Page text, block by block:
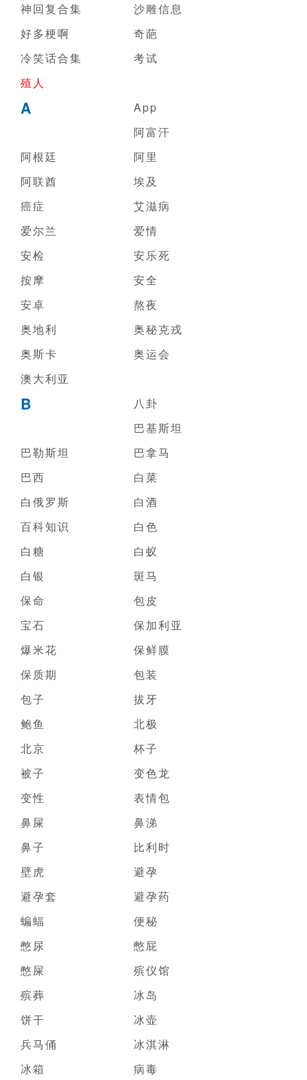
神回复合集
沙雕信息
好多梗啊
奇葩
冷笑话合集
考试
殖人
A
App
阿富汗
阿根廷
阿里
阿联酋
埃及
癌症
艾滋病
爱尔兰
爱情
安检
安乐死
按摩
安全
安卓
熬夜
奥地利
奥秘克戎
奥斯卡
奥运会
澳大利亚
B
八卦
巴基斯坦
巴勒斯坦
巴拿马
巴西
白菜
白俄罗斯
白酒
百科知识
白色
白糖
白蚁
白银
斑马
保命
包皮
宝石
保加利亚
爆米花
保鲜膜
保质期
包装
包子
拔牙
鲍鱼
北极
北京
杯子
被子
变色龙
变性
表情包
鼻屎
鼻涕
鼻子
比利时
壁虎
避孕
避孕套
避孕药
蝙蝠
便秘
憋尿
憋屁
憋屎
殡仪馆
殡葬
冰岛
饼干
冰壶
兵马俑
冰淇淋
冰箱
病毒